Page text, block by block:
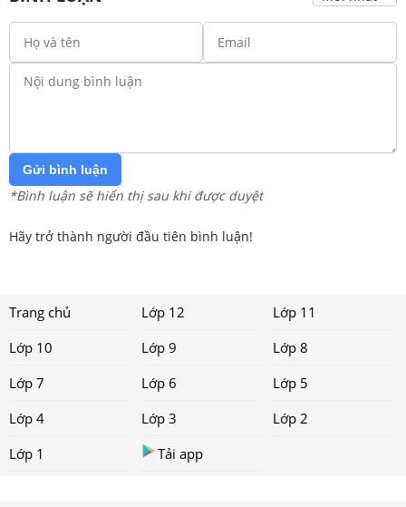
Gửi bình luận
*Bình luận sẽ hiển thị sau khi được duyệt
Hãy trở thành người đầu tiên bình luận!
Trang chủ Lớp 12
Lớp 11
Lớp 10
Lớp 9
Lớp 8
Lớp 7
Lớp 6
Lớp 5
Lớp 4
Lớp 3
Lớp 2
Lớp 1
Tải app